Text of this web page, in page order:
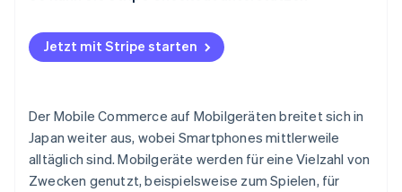
Bekanntheit externer Websites
GameWith
Netflix
Jetzt mit Stripe starten
Der Mobile Commerce auf Mobilgeräten breitet sich in
Japan weiter aus, wobei Smartphones mittlerweile
alltäglich sind. Mobilgeräte werden für eine Vielzahl von
Zwecken genutzt, beispielsweise zum Spielen, für